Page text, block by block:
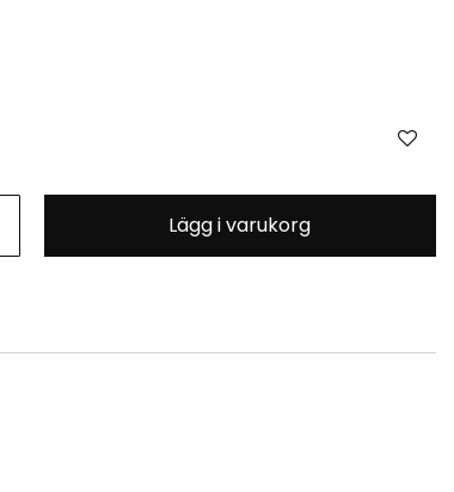
Lägg i varukorg